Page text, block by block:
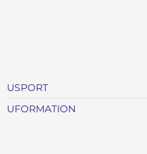
USPORT
UFORMATION